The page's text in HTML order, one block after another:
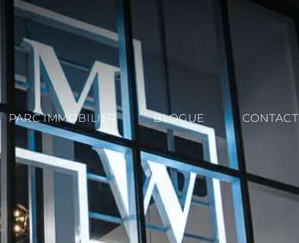
PARC IMMOBILIER BLOGUE CONTACT